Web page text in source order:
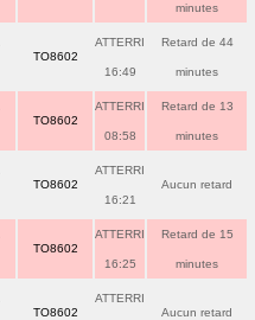
minutes
TO8602
ATTERRI
16:49
Retard de 44
minutes
TO8602
ATTERRI
08:58
Retard de 13
minutes
TO8602
ATTERRI
16:21
Aucun retard
TO8602
ATTERRI
16:25
Retard de 15
minutes
TO8602
ATTERRI
Aucun retard